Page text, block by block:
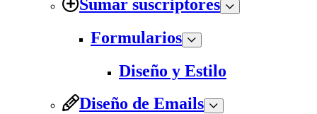
Sumar suscriptores
Formularios
Diseño y Estilo
Diseño de Emails